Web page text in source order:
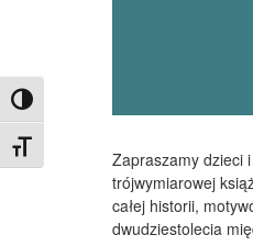
Toggle High Contrast
Toggle Font sizeZapraszamy dzieci
trójwymiarowej
całej historii,
dwudziestolecia